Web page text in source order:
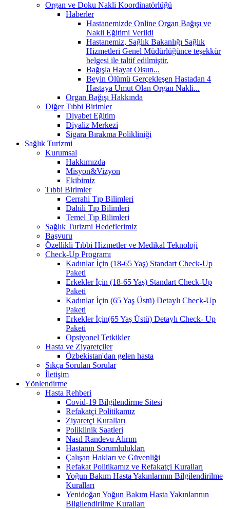
Organ ve Doku Nakli Koordinatörlüğü
Haberler
Hastanemizde Online Organ Bağışı ve
Nakli Eğitimi Verildi
Hastanemiz, Sağlık Bakanlığı Sağlık
Hizmetleri Genel Müdürlüğünce teşekkür
belgesi ile taltif edilmiştir.
Bağışla Hayat Olsun...
Beyin Ölümü Gerçekleşen Hastadan 4
Hastaya Umut Olan Organ Nakli...
Organ Bağışı Hakkında
Diğer Tıbbi Birimler
Diyabet Eğitim
Diyaliz Merkezi
Sigara Bırakma Polikliniği
Sağlık Turizmi
Kurumsal
Hakkımızda
Misyon&Vizyon
Ekibimiz
Tıbbi Birimler
Cerrahi Tıp Bilimleri
Dahili Tıp Bilimleri
Temel Tıp Bilimleri
Sağlık Turizmi Hedeflerimiz
Başvuru
Özellikli Tıbbi Hizmetler ve Medikal Teknoloji
Check-Up Programı
Kadınlar İçin (18-65 Yaş) Standart Check-Up
Paketi
Erkekler İçin (18-65 Yaş) Standart Check-Up
Paketi
Kadınlar İçin (65 Yaş Üstü) Detaylı Check-Up
Paketi
Erkekler İçin(65 Yaş Üstü) Detaylı Check- Up
Paketi
Opsiyonel Tetkikler
Hasta ve Ziyaretçiler
Özbekistan'dan gelen hasta
Sıkça Sorulan Sorular
İletişim
Yönlendirme
Hasta Rehberi
Covid-19 Bilgilendirme Sitesi
Refakatçi Politikamız
Ziyaretçi Kuralları
Poliklinik Saatleri
Nasıl Randevu Alırım
Hastanın Sorumlulukları
Çalışan Hakları ve Güvenliği
Refakat Politikamız ve Refakatçi Kuralları
Yoğun Bakım Hasta Yakınlarının Bilgilendirilme
Kuralları
Yenidoğan Yoğun Bakım Hasta Yakınlarının
Bilgilendirilme Kuralları